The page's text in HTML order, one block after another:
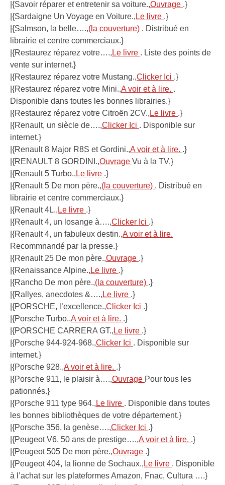
|{Savoir réparer et entretenir sa voiture.,Ouvrage .}
|{Sardaigne Un Voyage en Voiture., Le livre .}
|{Salmson, la belle….,(la couverture) . Distribué en
librairie et centre commerciaux.}
|{Restaurez réparez votre…., Le livre . Liste des points de
vente sur internet.}
|{Restaurez réparez votre Mustang.,Clicker Ici .}
|{Restaurez réparez votre Mini.,A voir et à lire. .
Disponible dans toutes les bonnes librairies.}
|{Restaurez réparez votre Citroën 2CV., Le livre .}
|{Renault, un siècle de….,Clicker Ici . Disponible sur
internet.}
|{Renault 8 Major R8S et Gordini.,A voir et à lire. .}
|{RENAULT 8 GORDINI.,Ouvrage Vu à la TV.}
|{Renault 5 Turbo., Le livre .}
|{Renault 5 De mon père.,(la couverture) . Distribué en
librairie et centre commerciaux.}
|{Renault 4L., Le livre .}
|{Renault 4, un losange à….,Clicker Ici .}
|{Renault 4, un fabuleux destin.,A voir et à lire.
Recommnandé par la presse.}
|{Renault 25 De mon père.,Ouvrage .}
|{Renaissance Alpine., Le livre .}
|{Rancho De mon père.,(la couverture) .}
|{Rallyes, anecdotes &…., Le livre .}
|{PORSCHE, l’excellence.,Clicker Ici .}
|{Porsche Turbo.,A voir et à lire. .}
|{PORSCHE CARRERA GT., Le livre .}
|{Porsche 944-924-968.,Clicker Ici . Disponible sur
internet.}
|{Porsche 928.,A voir et à lire. .}
|{Porsche 911, le plaisir à….,Ouvrage Pour tous les
pationnés.}
|{Porsche 911 type 964., Le livre . Disponible dans toutes
les bonnes bibliothèques de votre département.}
|{Porsche 356, la genèse….,Clicker Ici .}
|{Peugeot V6, 50 ans de prestige….,A voir et à lire. .}
|{Peugeot 505 De mon père.,Ouvrage .}
|{Peugeot 404, la lionne de Sochaux., Le livre . Disponible
à l’achat sur les plateformes Amazon, Fnac, Cultura ….}